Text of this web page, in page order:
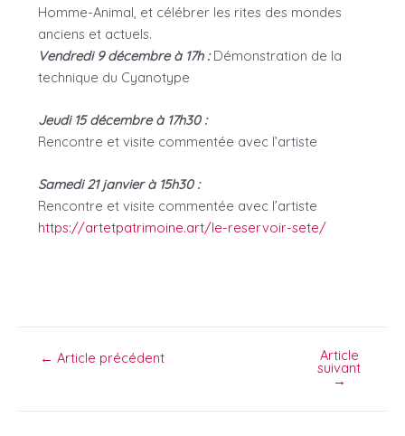
Homme-Animal, et célébrer les rites des mondes
anciens et actuels.
Vendredi 9 décembre à 17h :Démonstration de la
technique du Cyanotype
Jeudi 15 décembre à 17h30 :
Rencontre et visite commentée avec l’artiste
Samedi 21 janvier à 15h30 :
Rencontre et visite commentée avec l’artiste
https://artetpatrimoine.art/le-reservoir-sete/
Navigation
← Article précédent Article
suivant
→